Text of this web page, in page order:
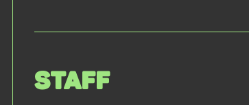
Staff